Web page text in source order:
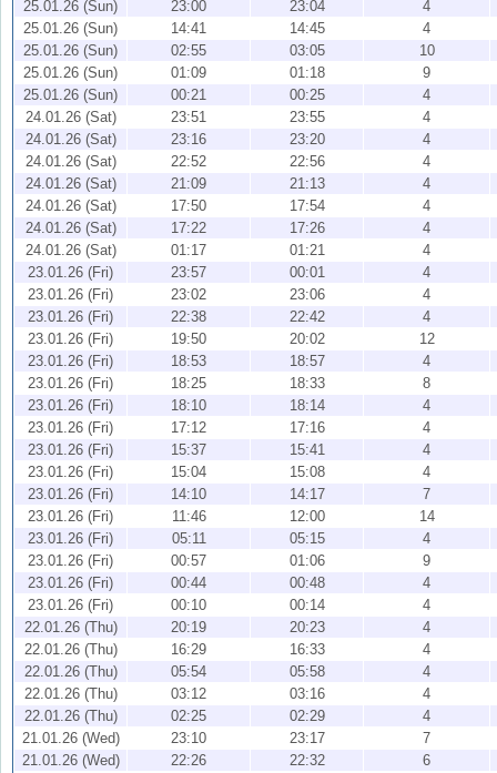
25.01.26 (Sun)
23:00 23:04
4
25.01.26 (Sun)
14:41 14:45
4
25.01.26 (Sun)
02:55 03:05
10
25.01.26 (Sun)
01:09 01:18
9
25.01.26 (Sun)
00:21 00:25
4
24.01.26 (Sat)
23:51 23:55
4
24.01.26 (Sat)
23:16 23:20
4
24.01.26 (Sat)
22:52 22:56
4
24.01.26 (Sat)
21:09 21:13
4
24.01.26 (Sat)
17:50 17:54
4
24.01.26 (Sat)
17:22 17:26
4
24.01.26 (Sat)
01:17 01:21
4
23.01.26 (Fri)
23:57 00:01
4
23.01.26 (Fri)
23:02 23:06
4
23.01.26 (Fri)
22:38 22:42
4
23.01.26 (Fri)
19:50 20:02
12
23.01.26 (Fri)
18:53 18:57
4
23.01.26 (Fri)
18:25 18:33
8
23.01.26 (Fri)
18:10 18:14
4
23.01.26 (Fri)
17:12 17:16
4
23.01.26 (Fri)
15:37 15:41
4
23.01.26 (Fri)
15:04 15:08
4
23.01.26 (Fri)
14:10 14:17
7
23.01.26 (Fri)
11:46 12:00
14
23.01.26 (Fri)
05:11 05:15
4
23.01.26 (Fri)
00:57 01:06
9
23.01.26 (Fri)
00:44 00:48
4
23.01.26 (Fri)
00:10 00:14
4
22.01.26 (Thu)
20:19 20:23
4
22.01.26 (Thu)
16:29 16:33
4
22.01.26 (Thu)
05:54 05:58
4
22.01.26 (Thu)
03:12 03:16
4
22.01.26 (Thu)
02:25 02:29
4
21.01.26 (Wed)
23:10 23:17
7
21.01.26 (Wed)
22:26 22:32
6